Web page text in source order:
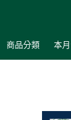
商品分類 本